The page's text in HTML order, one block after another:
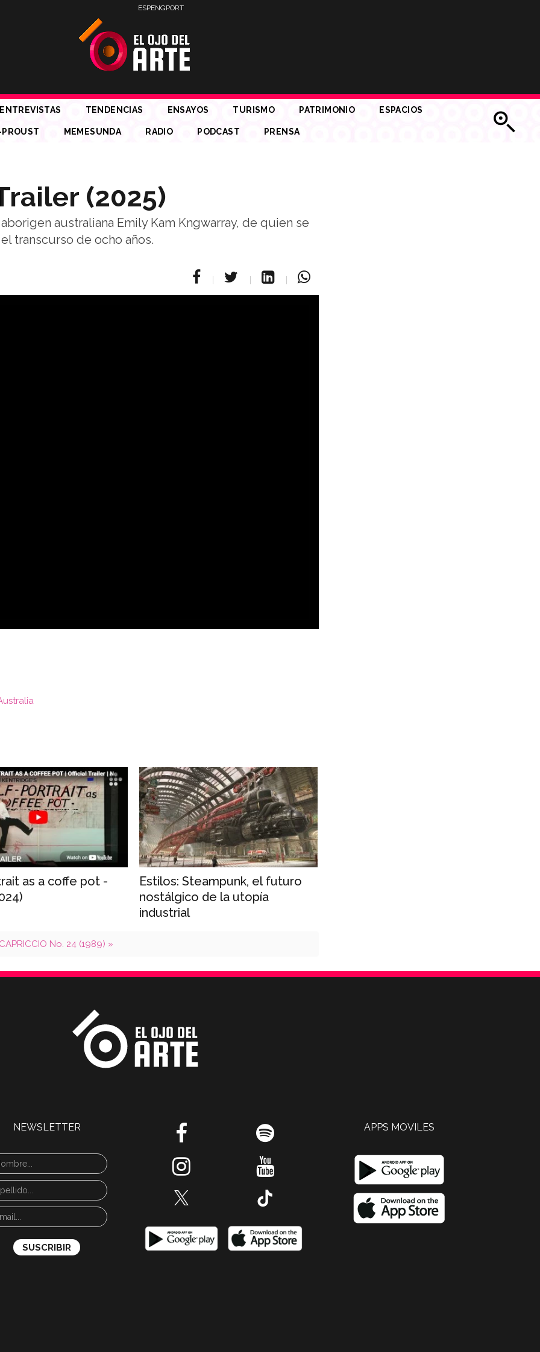
ESPENGPORT
ENTREVISTAS TENDENCIAS ENSAYOS TURISMO PATRIMONIO ESPACIOS
MEMESUNDA RADIO PODCAST PRENSA
(2025)
australiana Emily Kam Kngwarray, de quien se
transcurso de ocho años.
as a coffe pot -
Estilos: Steampunk, el futuro
nostálgico de la utopía
industrial
CAPRICCIO No. 24 (1989) »
NEWSLETTER APPS MOVILES